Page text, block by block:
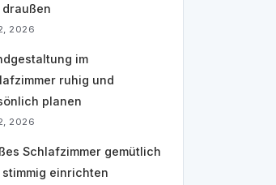
draußen
2026
im
ruhig und
planen
2026
Schlafzimmer gemütlich
stimmig einrichten